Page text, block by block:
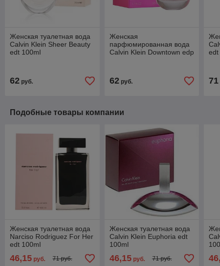
Женская туалетная вода
Calvin Klein Sheer Beauty
edt 100ml
62 руб.
Женская
парфюмированная вода
Calvin Klein Downtown edp
62руб.
edt
71
Подобные товары компании
Женская туалетная вода
Narciso Rodriguez For Her
edt 100ml
46,15 руб. 71 руб.
Женская туалетная вода
Calvin Klein Euphoria edt
100ml
46,15руб. 71 руб.